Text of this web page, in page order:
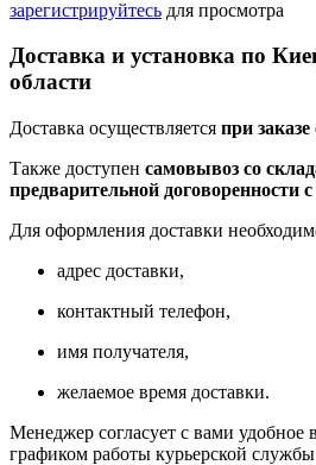
зарегистрируйтесь для просмотра
Доставка и установка по
области
Доставка осуществляется при
Также доступен самовывоз со
предварительной договоренности
Для оформления доставки
адрес доставки,
контактный телефон,
имя получателя,
желаемое время доставки.
Менеджер согласует с вами удобное
графиком работы курьерской